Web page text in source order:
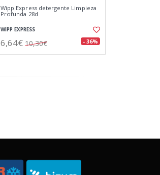
Wipp Express detergente Limpieza
Profunda 28d
WIPP EXPRESS
6,64€ 10,30€ - 36%